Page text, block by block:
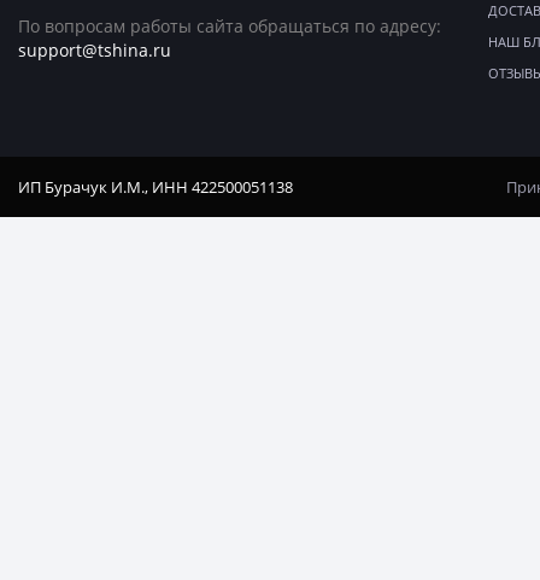
По вопросам работы сайта обращаться по адресу:
support@tshina.ru
НАШ
ИП Бурачук И.М., ИНН 422500051138